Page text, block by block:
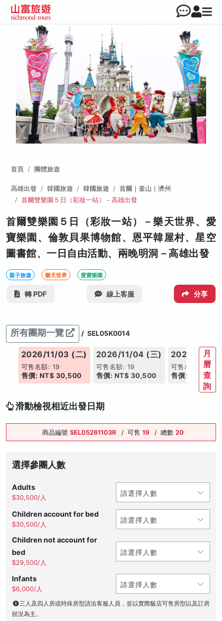
首頁 團體旅遊
高雄出發 韓國旅遊 韓國旅遊
首爾｜釜山｜濟州
首爾雙樂園５日（彩妝一站）－高雄出發
首爾雙樂園５日（彩妝一站）－樂天世界、愛
寶樂園、倫敦貝果博物館、恩平韓屋村、星空
圖書館、一日自由活動、兩晚明洞－高雄出發
親子旅遊 樂天世界 愛寶樂園
轉 PDF 線上客服 分享
所有團期一覽 / SEL05K0014
2026/11/03 (二)
可售名額: 19
售價: NT$ 30,500
2026/11/04 (三)
可售名額: 19
售價: NT$ 30,500
2026/11/07
可售名額: 19
售價: NT$
月
曆
查
詢
滑動檢視相近出發日期
商品編號 SEL05261103R / 可售 19 / 總數 20
選擇參團人數
Adults
$30,500/人
Children account for bed
$30,500/人
Children not account for
bed
$29,500/人
Infants
$6,000/人
三人及四人房或特殊房型請洽客服人員，並以實際飯店可售房型以及訂房
狀況為主。